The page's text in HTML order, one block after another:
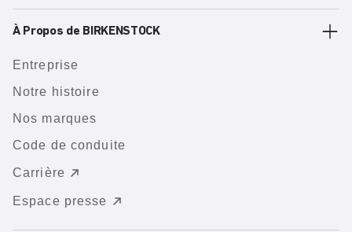
À Propos de BIRKENSTOCK
Entreprise
Notre histoire
Nos marques
Code de conduite
Carrière
Espace presse